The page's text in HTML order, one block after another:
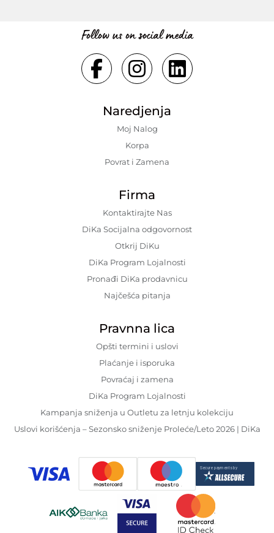
Follow us on social media
Naredjenja
Moj Nalog
Korpa
Povrat i Zamena
Firma
Kontaktirajte Nas
DiKa Socijalna odgovornost
Otkrij DiKu
DiKa Program Lojalnosti
Pronađi DiKa prodavnicu
Najčešća pitanja
Pravnna lica
Opšti termini i uslovi
Plaćanje i isporuka
Povraćaj i zamena
DiKa Program Lojalnosti
Kampanja sniženja u Outletu za letnju kolekciju
Uslovi korišćenja – Sezonsko sniženje Proleće/Leto 2026 | DiKa